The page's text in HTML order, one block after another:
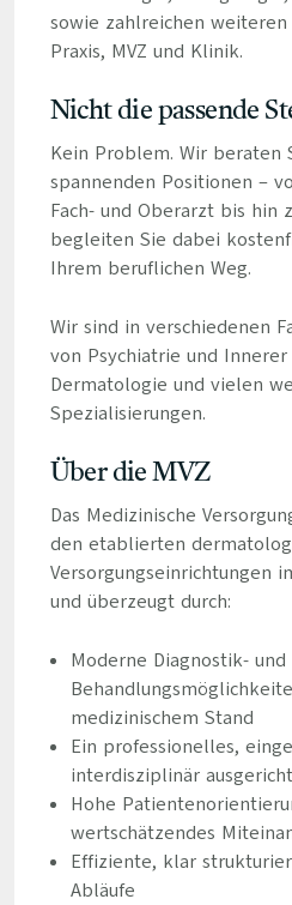
sowie zahlreichen weiteren
Praxis, MVZ und Klinik.
Nicht die passende
Kein Problem. Wir beraten
spannenden Positionen –
Fach- und Oberarzt bis hin
begleiten Sie dabei
Ihrem beruflichen Weg.
Wir sind in verschiedenen
von Psychiatrie und
Dermatologie und vielen
Spezialisierungen.
Über die MVZ
Das Medizinische
den etablierten
Versorgungseinrichtungen
und überzeugt durch:
Moderne Diagnostik- und
medizinischem Stand
Ein professionelles,
interdisziplinär
Hohe
wertschätzendes
Effiziente, klar
Abläufe